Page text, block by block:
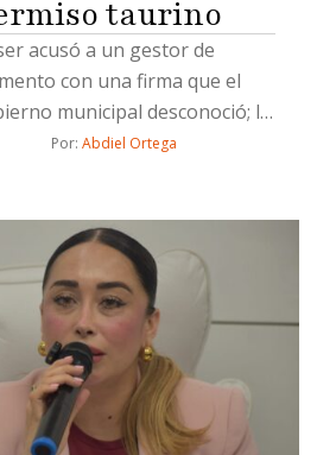
taurino
acusó a un gestor de
con una firma que el
municipal desconoció; la
si las personas señaladas
Por: Abdiel Ortega